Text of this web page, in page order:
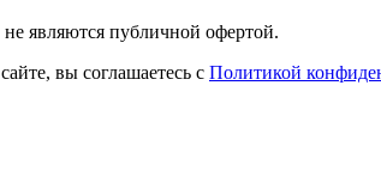
являются публичной офертой.
вы соглашаетесь с Политикой